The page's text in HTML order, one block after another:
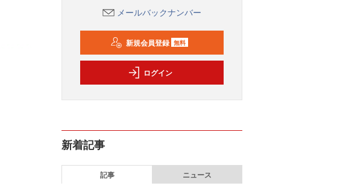
メールバックナンバー
新規会員登録 無料
ログイン
新着記事
記事 ニュース